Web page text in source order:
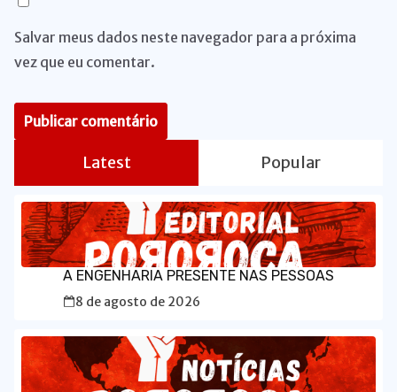
Salvar meus dados neste navegador para a próxima
vez que eu comentar.
Latest Popular
A ENGENHARIA PRESENTE NAS PESSOAS
8 de agosto de 2026